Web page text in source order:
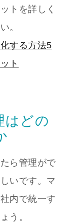
トを詳しく
。
する方法5
ト
はどの
ら管理がで
いです。マ
内で統一す
う。